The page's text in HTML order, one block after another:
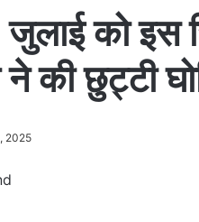
को इस
की छुट्टी
2025